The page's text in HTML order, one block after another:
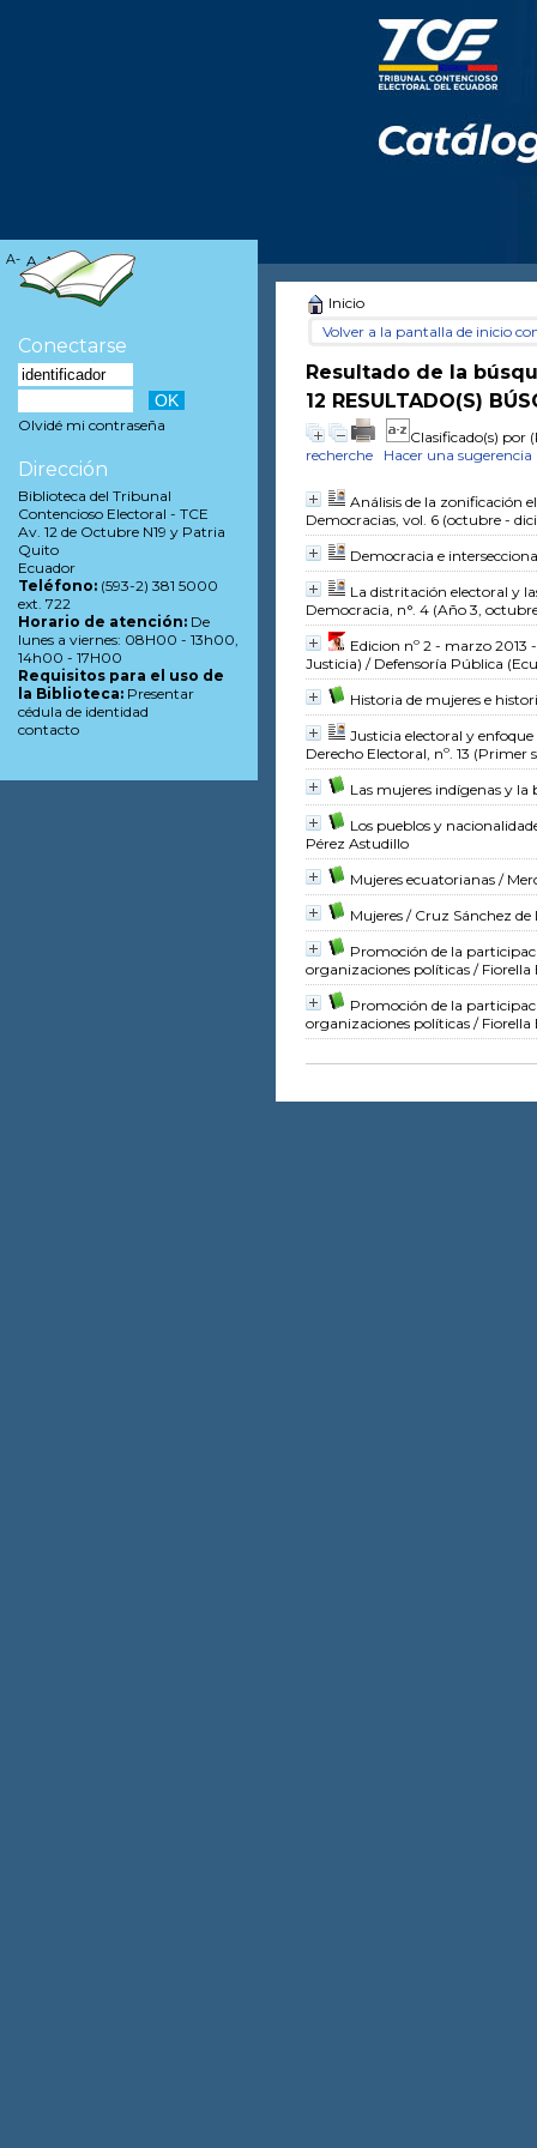
Inicio
Volver a la pantalla de inicio
Resultado de la
12 RESULTADO(S)
Clasificado(s) por
recherche
Hacer una sugerencia
Análisis de la zonificación
Democracias, vol. 6 (octubre -
Democracia e
La distritación electoral y
Democracia, n°. 4 (Año 3,
Edicion nº 2 - marzo 2013
Justicia) / Defensoría Pública
Historia de mujeres e
Justicia electoral y
Derecho Electoral, nº. 13 (Primer
Las mujeres indígenas y la
Los pueblos y
Pérez Astudillo
Mujeres ecuatorianas /
Mujeres / Cruz Sánchez de
Promoción de la
organizaciones políticas / Fiorella
Promoción de la
organizaciones políticas / Fiorella
A- A A+
Conectarse
Olvidé mi contraseña
Dirección
Biblioteca del Tribunal
Contencioso Electoral - TCE
Av. 12 de Octubre N19 y Patria
Quito
Ecuador
Teléfono: (593-2) 381 5000
ext. 722
Horario de atención: De
lunes a viernes: 08H00 - 13h00,
14h00 - 17H00
Requisitos para el uso de
la Biblioteca: Presentar
cédula de identidad
contacto